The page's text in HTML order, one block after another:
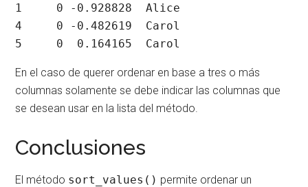
1     0 -0.928828  Alice
4     0 -0.482619  Carol
5     0  0.164165  Carol
En el caso de querer ordenar en base a tres o más
columnas solamente se debe indicar las columnas que
se desean usar en la lista del método.
Conclusiones
El método sort_values() permite ordenar un